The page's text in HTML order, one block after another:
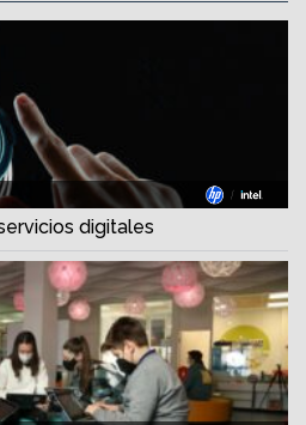
digitales